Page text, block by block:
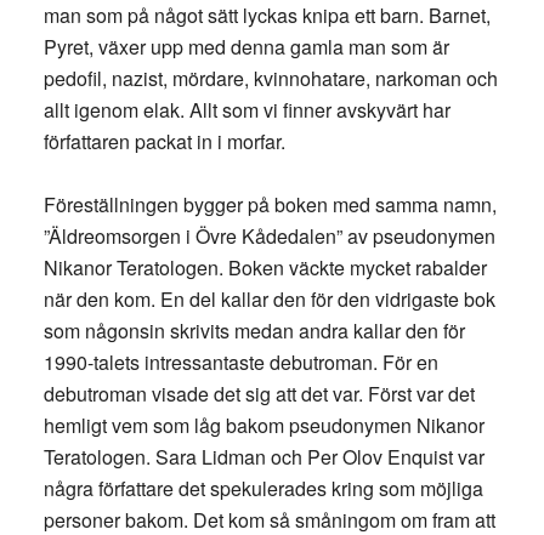
man som på något sätt lyckas knipa ett barn. Barnet,
Pyret, växer upp med denna gamla man som är
pedofil, nazist, mördare, kvinnohatare, narkoman och
allt igenom elak. Allt som vi finner avskyvärt har
författaren packat in i morfar.
Föreställningen bygger på boken med samma namn,
”Äldreomsorgen i Övre Kådedalen” av pseudonymen
Nikanor Teratologen. Boken väckte mycket rabalder
när den kom. En del kallar den för den vidrigaste bok
som någonsin skrivits medan andra kallar den för
1990-talets intressantaste debutroman. För en
debutroman visade det sig att det var. Först var det
hemligt vem som låg bakom pseudonymen Nikanor
Teratologen. Sara Lidman och Per Olov Enquist var
några författare det spekulerades kring som möjliga
personer bakom. Det kom så småningom om fram att